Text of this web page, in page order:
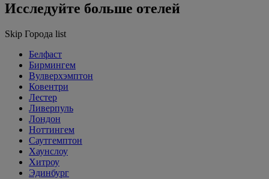
Исследуйте больше отелей
Skip Города list
Белфаст
Бирмингем
Вулверхэмптон
Ковентри
Лестер
Ливерпуль
Лондон
Ноттингем
Саутгемптон
Хаунслоу
Хитроу
Эдинбург